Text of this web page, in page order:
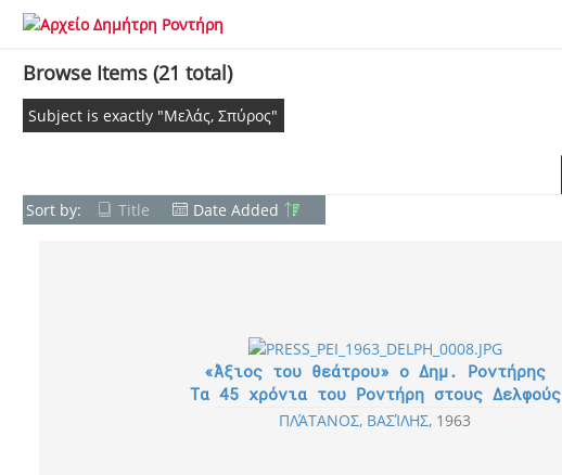
Browse Items (21 total)
Subject is exactly "Μελάς, Σπύρος"
Sort by:
Title Date Added
«Άξιος του θεάτρου» ο Δημ. Ροντήρης
Τα 45 χρόνια του Ροντήρη στους Δελφούς
ΠΛΆΤΑΝΟΣ, ΒΑΣΊΛΗΣ 1963